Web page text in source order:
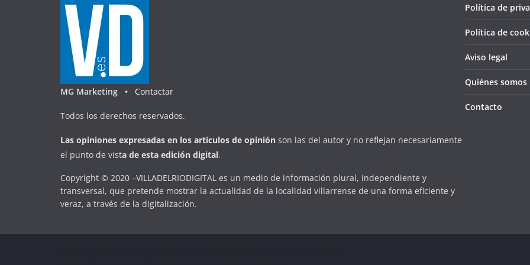
MG Marketing • Contactar
Todos los derechos reservados.
Las opiniones expresadas en los artículos de opinión son las del autor y no reflejan necesariamente
el punto de vista de esta edición digital.
Copyright © 2020 –VILLADELRIODIGITAL es un medio de información plural, independiente y
transversal, que pretende mostrar la actualidad de la localidad villarrense de una forma eficiente y
veraz, a través de la digitalización.
Política de
Política de
Aviso legal
Quiénes somos
Contacto